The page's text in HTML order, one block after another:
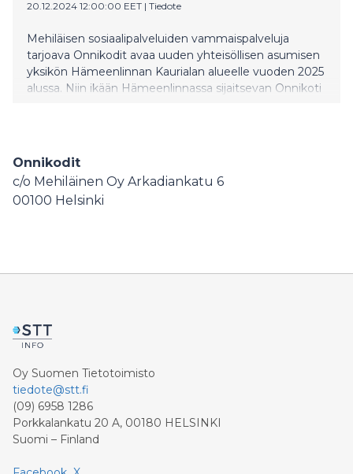
20.12.2024 12:00:00 EET | Tiedote
Mehiläisen sosiaalipalveluiden vammaispalveluja
tarjoava Onnikodit avaa uuden yhteisöllisen asumisen
yksikön Hämeenlinnan Kaurialan alueelle vuoden 2025
alussa. Niin ikään Hämeenlinnassa sijaitsevan Onnikoti
Onnikodit
c/o Mehiläinen Oy Arkadiankatu 6
00100 Helsinki
Oy Suomen Tietotoimisto
tiedote@stt.fi
(09) 6958 1286
Porkkalankatu 20 A, 00180 HELSINKI
Suomi – Finland